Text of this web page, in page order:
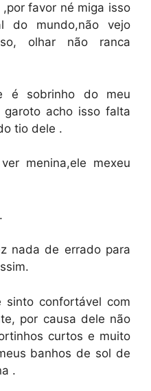
favor né miga isso
do mundo,não vejo
olhar não ranca
é sobrinho do meu
acho isso falta
tio dele .
menina,ele mexeu
nada de errado para
confortável com
por causa dele não
curtos e muito
banhos de sol de
.